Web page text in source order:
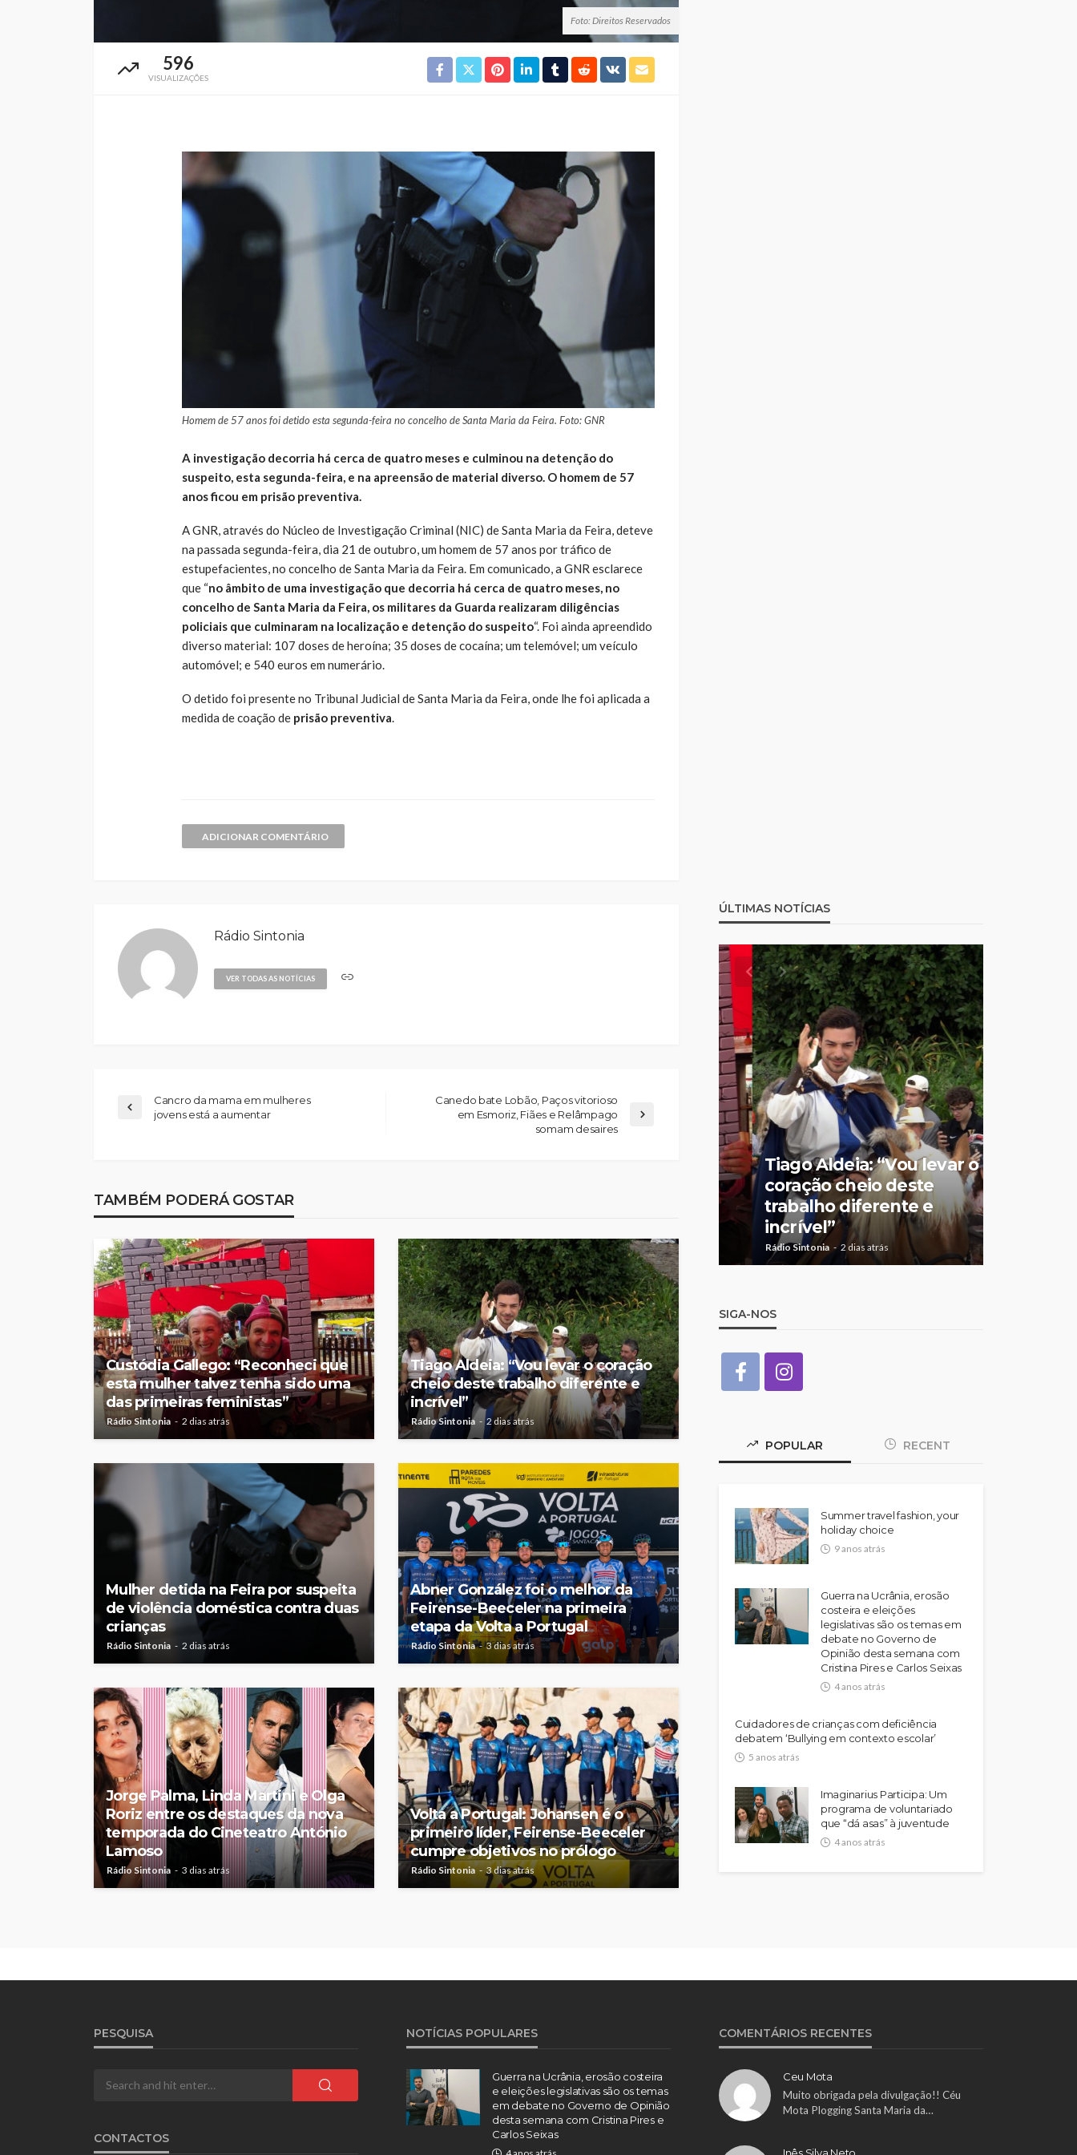
Foto: Direitos Reservados
596
VISUALIZAÇÕES
Homem de 57 anos foi detido esta segunda-feira no concelho de Santa Maria da Feira. Foto: GNR
A investigação decorria há cerca de quatro meses e culminou na detenção do
suspeito, esta segunda-feira, e na apreensão de material diverso. O homem de 57
anos ficou em prisão preventiva.
A GNR, através do Núcleo de Investigação Criminal (NIC) de Santa Maria da Feira, deteve
na passada segunda-feira, dia 21 de outubro, um homem de 57 anos por tráfico de
estupefacientes, no concelho de Santa Maria da Feira. Em comunicado, a GNR esclarece
que “no âmbito de uma investigação que decorria há cerca de quatro meses, no
concelho de Santa Maria da Feira, os militares da Guarda realizaram diligências
policiais que culminaram na localização e detenção do suspeito“. Foi ainda apreendido
diverso material: 107 doses de heroína; 35 doses de cocaína; um telemóvel; um veículo
automóvel; e 540 euros em numerário.
O detido foi presente no Tribunal Judicial de Santa Maria da Feira, onde lhe foi aplicada a
medida de coação de prisão preventiva
ADICIONAR COMENTÁRIO
Rádio Sintonia
VER TODAS AS NOTÍCIAS
Cancro da mama em mulheres
jovens está a aumentar
Canedo bate Lobão, Paços vitorioso
em Esmoriz, Fiães e Relâmpago
somam desaires
TAMBÉM PODERÁ GOSTAR
Custódia Gallego: “Reconheci que
esta mulher talvez tenha sido uma
das primeiras feministas”
Rádio Sintonia 2 dias atrás
Tiago Aldeia: “Vou levar o coração
cheio deste trabalho diferente e
incrível”
Rádio Sintonia 2 dias atrás
Mulher detida na Feira por suspeita
de violência doméstica contra duas
crianças
Rádio Sintonia 2 dias atrás
Abner González foi o melhor da
Feirense-Beeceler na primeira
etapa da Volta a Portugal
Rádio Sintonia 3 dias atrás
Jorge Palma, Linda Martini e Olga
Roriz entre os destaques da nova
temporada do Cineteatro António
Lamoso
Rádio Sintonia 3 dias atrás
Volta a Portugal: Johansen é o
primeiro líder, Feirense-Beeceler
cumpre objetivos no prólogo
Rádio Sintonia 3 dias atrás
ÚLTIMAS NOTÍCIAS
Beeceler na primeira etapa
Rádio Sintonia 3 dias atrás Rádio Sintonia 2 dias atrás
Tiago Aldeia: “Vou levar o
coração cheio deste
trabalho diferente e
incrível”
Rádio Sintonia 2 dias atrás
SIGA-NOS
POPULAR RECENT
Summer travel fashion, your
holiday choice
9 anos atrás
Guerra na Ucrânia, erosão
costeira e eleições
legislativas são os temas em
debate no Governo de
Opinião desta semana com
Cristina Pires e Carlos Seixas
4 anos atrás
Cuidadores de crianças com deficiência
debatem ‘Bullying em contexto escolar’
5 anos atrás
Imaginarius Participa: Um
programa de voluntariado
que “dá asas” à juventude
4 anos atrás
PESQUISA
CONTACTOS
NOTÍCIAS POPULARES
Guerra na Ucrânia, erosão costeira
e eleições legislativas são os temas
em debate no Governo de Opinião
desta semana com Cristina Pires e
Carlos Seixas
COMENTÁRIOS RECENTES
Ceu Mota
Muito obrigada pela divulgação!! Céu
Mota Plogging Santa Maria da…
Inês Silva Neto